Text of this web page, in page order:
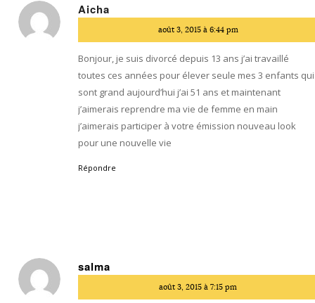
Aicha
:
août 3, 2015 à 6:44 pm
Bonjour, je suis divorcé depuis 13 ans j’ai travaillé
toutes ces années pour élever seule mes 3 enfants qui
sont grand aujourd’hui j’ai 51 ans et maintenant
j’aimerais reprendre ma vie de femme en main
j’aimerais participer à votre émission nouveau look
pour une nouvelle vie
Répondre
salma
:
août 3, 2015 à 7:15 pm